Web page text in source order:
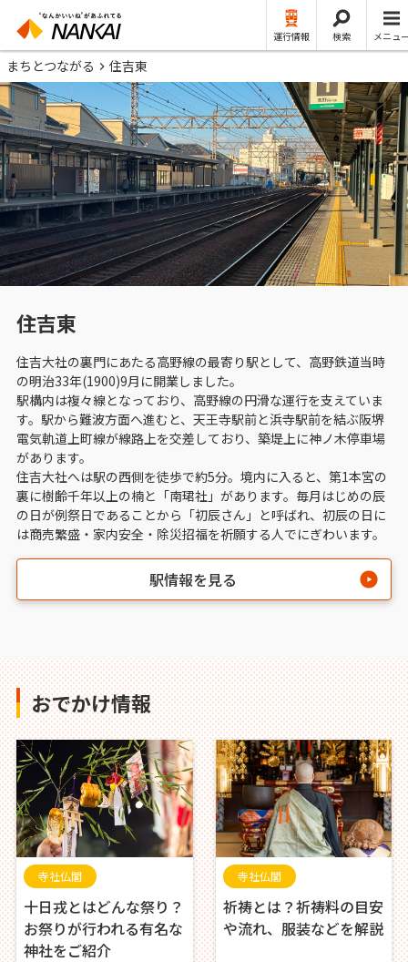
運行情報 検索 メニュ
まちとつながる 住吉東
住吉東
住吉大社の裏門にあたる高野線の最寄り駅として、高野鉄道当時
の明治33年(1900)9月に開業しました。
駅構内は複々線となっており、高野線の円滑な運行を支えていま
す。駅から難波方面へ進むと、天王寺駅前と浜寺駅前を結ぶ阪堺
電気軌道上町線が線路上を交差しており、築堤上に神ノ木停車場
があります。
住吉大社へは駅の西側を徒歩で約5分。境内に入ると、第1本宮の
裏に樹齢千年以上の楠と「南珺社」があります。毎月はじめの辰
の日が例祭日であることから「初辰さん」と呼ばれ、初辰の日に
は商売繁盛・家内安全・除災招福を祈願する人でにぎわいます。
駅情報を見る
おでかけ情報
寺社仏閣
十日戎とはどんな祭り？
お祭りが行われる有名な
神社をご紹介
寺社仏閣
祈祷とは？祈祷料の目安
や流れ、服装などを解説